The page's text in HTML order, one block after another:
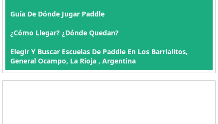
Guía De Dónde Jugar Paddle
¿Cómo Llegar? ¿Dónde Quedan?
Elegir Y Buscar Escuelas De Paddle En Los Barrialitos,
General Ocampo, La Rioja , Argentina